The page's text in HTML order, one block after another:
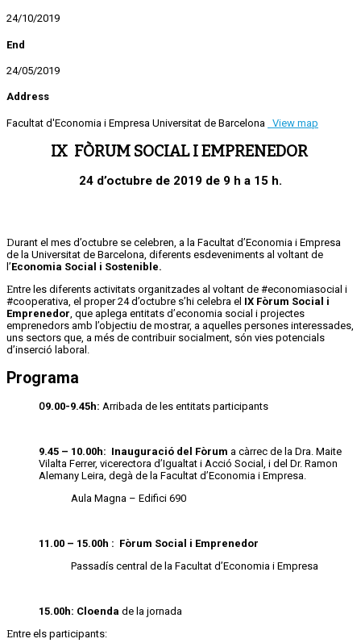
24/10/2019
End
24/05/2019
Address
Facultat d'Economia i Empresa Universitat de Barcelona View map
IX FÒRUM SOCIALIEMPRENEDOR
24 d’octubre de 2019 de 9 h a 15 h.
Durant el mes d’octubre se celebren, a la Facultat d’Economia i Empresa
de la Universitat de Barcelona, diferents esdeveniments al voltant de
l’Economia Social i Sostenible.
Entre les diferents activitats organitzades al voltant de #economiasocial i
#cooperativa, el proper 24 d’octubre s’hi celebra el IX Fòrum Social i
Emprenedor, que aplega entitats d’economia social i projectes
emprenedors amb l’objectiu de mostrar, a aquelles persones interessades,
uns sectors que, a més de contribuir socialment, són vies potencials
d’inserció laboral.
Programa
09.00-9.45h: Arribada de les entitats participants
9.45 – 10.00h: Inauguració del Fòrum a càrrec de la Dra. Maite
Vilalta Ferrer, vicerectora d’Igualtat i Acció Social, i del Dr. Ramon
Alemany Leira, degà de la Facultat d’Economia i Empresa.
Aula Magna – Edifici 690
11.00 – 15.00h : Fòrum Social i Emprenedor
Passadís central de la Facultat d’Economia i Empresa
15.00h: Cloenda de la jornada
Entre els participants: